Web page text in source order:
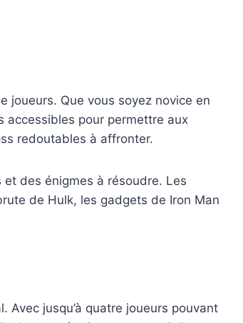
joueurs. Que vous soyez novice en
accessibles pour permettre aux
redoutables à affronter.
des énigmes à résoudre. Les
de Hulk, les gadgets de Iron Man
Avec jusqu’à quatre joueurs pouvant